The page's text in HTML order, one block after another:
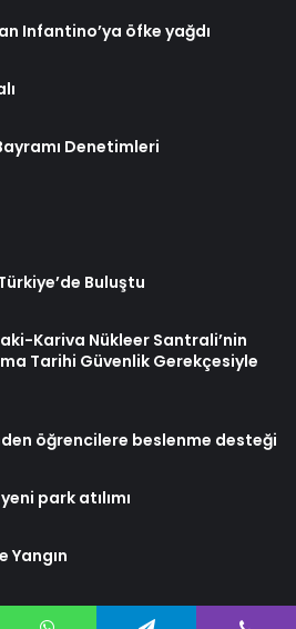
Infantino’ya öfke yağdı
Denetimleri
Buluştu
Kariva Nükleer Santrali’nin
Tarihi Güvenlik Gerekçesiyle
öğrencilere beslenme desteği
park atılımı
Yangın